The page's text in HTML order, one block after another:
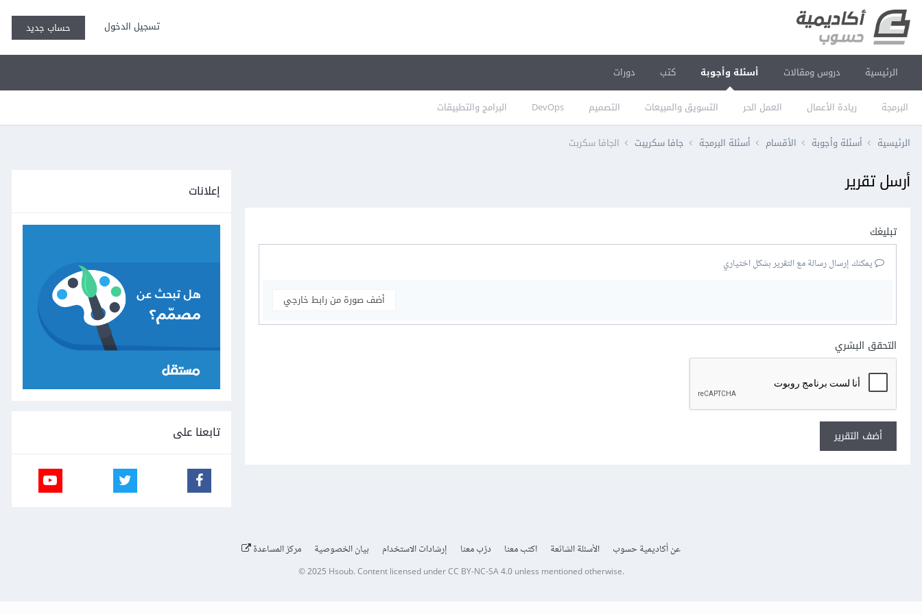
تسجيل الدخول حساب جديد
الرئيسية دروس ومقالات أسئلة وأجوبة
البرمجة ريادة الأعمال العمل الحر التسويق والمبيعات التصميم DevOps البرامج والتطبيقات
كتب دورات
الرئيسية أسئلة وأجوبة الأقسام أسئلة البرمجة جافا سكريبت الجافا سكربت
أرسل تقرير
تبليغك
يمكنك إرسال رسالة مع التقرير بشكل اختياري
أضف صورة من رابط خارجي
التحقق البشري
أضف التقرير
إعلانات
تابعنا على
عن أكاديمية حسوب الأسئلة الشائعة اكتب معنا درّب معنا إرشادات الاستخدام بيان الخصوصية مركز المساعدة
© 2025 Hsoub.Content licensed underCC BY-NC-SA 4.0unless mentioned otherwise.